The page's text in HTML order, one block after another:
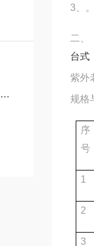
3 、
二、
台式
紫外
规格
序
号
1
2
3